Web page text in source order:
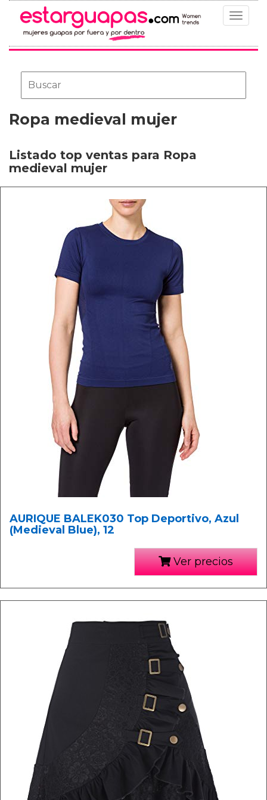
Toggle
Ropa medieval mujer
Listado top ventas para Ropa
medieval mujer
AURIQUE BALEK030 Top Deportivo, Azul
(Medieval Blue), 12
Ver precios